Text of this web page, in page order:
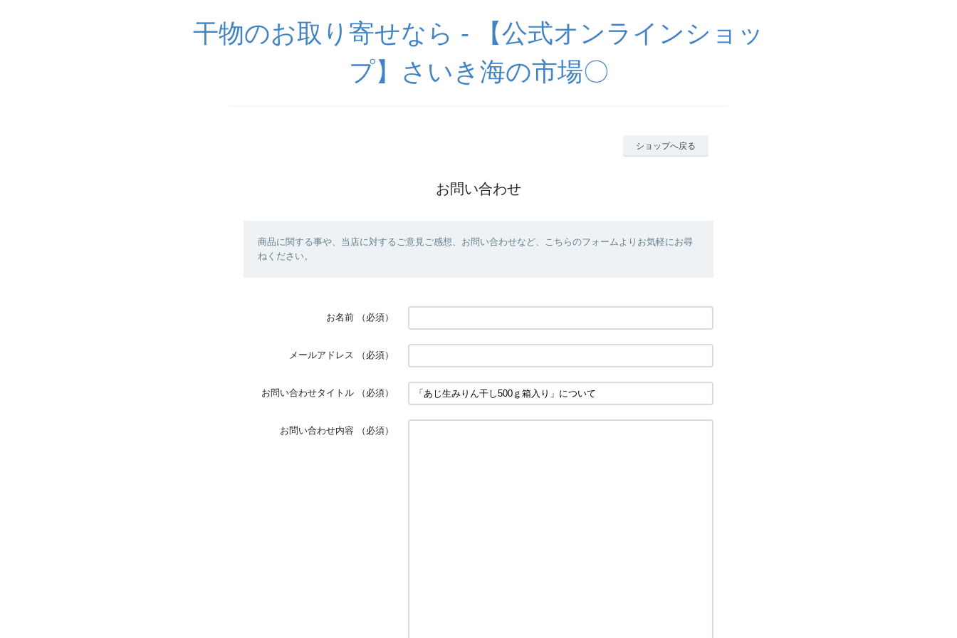
干物のお取り寄せなら - 【公式オンラインショッ
プ】さいき海の市場〇
ショップへ戻る
お問い合わせ
商品に関する事や、当店に対するご意見ご感想、お問い合わせなど、こちらのフォームよりお気軽にお尋
ねください。
お名前 （必須）
メールアドレス （必須）
お問い合わせタイトル （必須）
お問い合わせ内容 （必須）